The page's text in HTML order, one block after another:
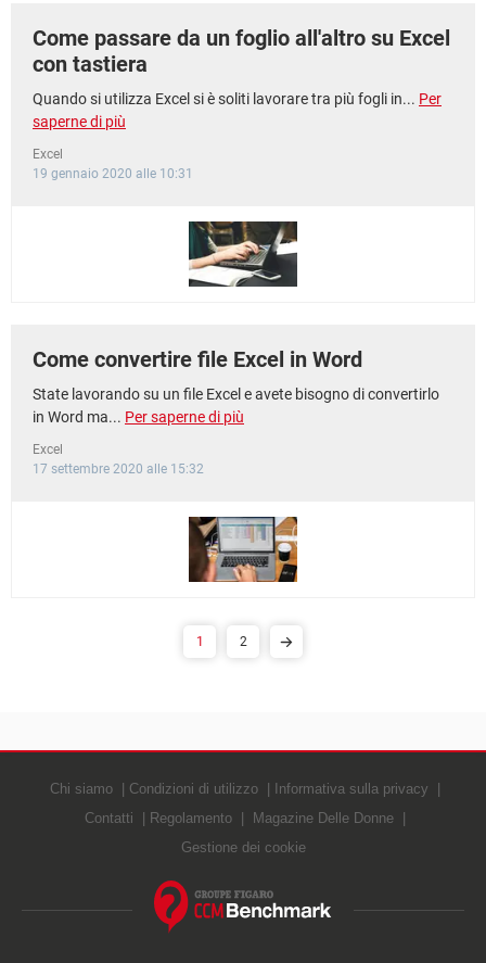
Come passare da un foglio all'altro su Excel
con tastiera
Quando si utilizza Excel si è soliti lavorare tra più fogli in... Per
saperne di più
Excel
19 gennaio 2020 alle 10:31
Come convertire file Excel in Word
State lavorando su un file Excel e avete bisogno di convertirlo
in Word ma... Per saperne di più
Excel
17 settembre 2020 alle 15:32
1 2
Chi siamo Condizioni di utilizzo
Informativa sulla privacy
Contatti
Regolamento
Magazine Delle Donne
Gestione dei cookie